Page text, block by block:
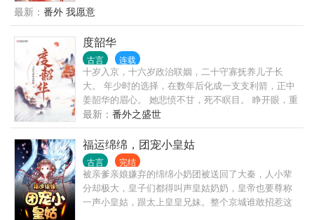
族要护，大仇要报，江山帝位，也要分一杯羹。这辈
过的桀骜少年，偏立在她墙头傲然：“颠个皇权罢了，
记住，天下归你，你——归我！” ------------------------------
---------------------------- ——幽州十三京。 ——归你。
——漠北定元城。 ——归你。 ——江南豫州，定西东
海，临安青湖，洛阳古城。 ——都归你。 ——全都归
我，谢景行你要什么？ ——嗯，你。 -----------------------
-------------------------------------- 最初他漠然道：“沈谢两家
泾渭分明，沈家丫头突然示好，不怀好意！” 后来他冷
静道：“都是一条绳上的蚂蚱，沈妙你安分点，有本候
担着，谁敢逼你嫁人？” 再后来他傲娇道：“颠个乾坤
不过如此。沈娇娇，万里江山，你我二人瓜分如何？”
最后，他霸气的把手一挥：“媳妇，分来分去甚麻烦，
在那个芝兰玉树的男人身上尝尽了苦，代价惨烈。 重
来一次，沈安安有多远躲多远。 本姑娘才貌双全，嫁
个两情两悦的夫君不香？ 她在家族预备的世家子弟中
挑挑拣拣，誓要嫁个温润如玉的谦谦君子，可那弃她
如敝履的四皇子却冷了脸，盯着她的眼神活像她红杏
出墙了般阴狠。
最新： 番外 我愿意
度韶华
古言 连载
十岁入京，十六岁政治联姻，二十守寡抚养儿子长
大。 年少时的选择，在数年后化成一支支利箭，正中
姜韶华的眉心。 她悲愤不甘，死不瞑目。 睁开眼，重
回年少。 她毅然踏上和前世截然不同的路。一步一
步，缓慢又坚定地向前，直至权力之巅！ 这一世，命
运只掌控在她自己手中。 她要这天下，安静倾听她的
声音。
最新： 番外之盛世
福运绵绵，团宠小皇姑
古言 完结
被亲爹亲娘嫌弃的绵绵小奶团被送回了大秦，人小辈
分却极大，皇子们都得叫声皇姑奶奶，皇帝也要尊称
一声小皇姑，跟太上皇皇兄妹。整个京城谁敢招惹这